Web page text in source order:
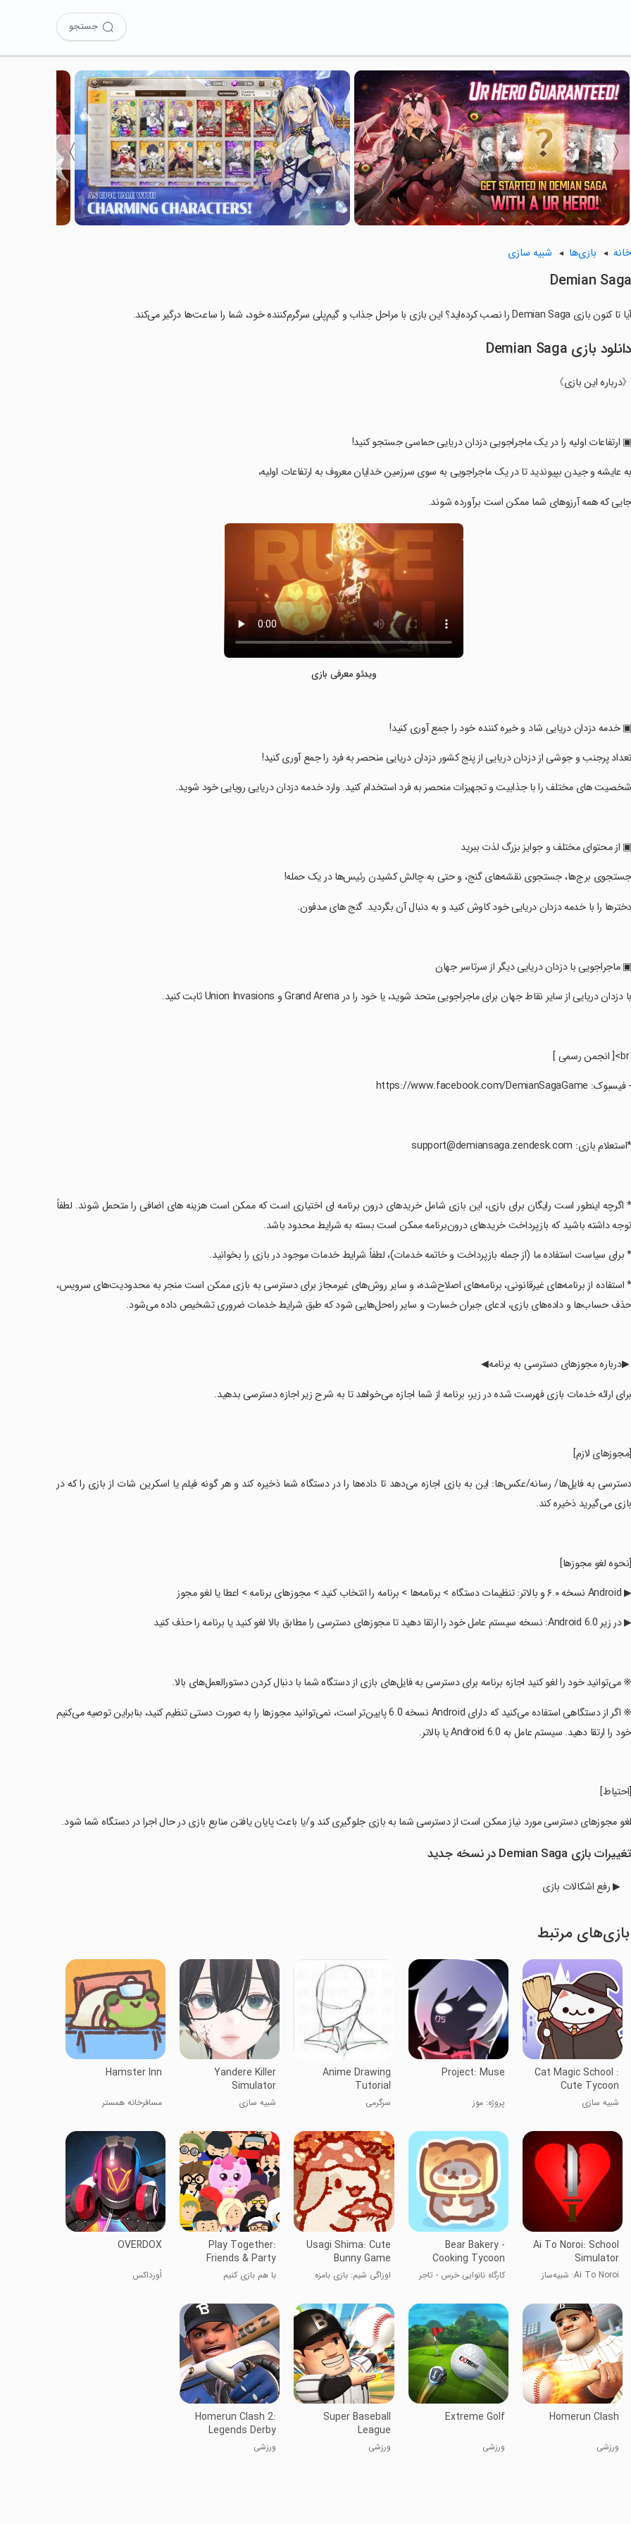
جستجو
〈
〉
خانه بازی‌ها شبیه سازی
Demian Saga
آیا تا کنون بازی Demian Saga را نصب کرده‌اید؟ این بازی با مراحل جذاب و گیم‌پلی سرگرم‌کننده خود، شما را ساعت‌ها درگیر می‌کند.
دانلود بازی Demian Saga
《درباره این بازی》
‏▣ ارتفاعات اولیه را در یک ماجراجویی دزدان دریایی حماسی جستجو کنید!
‏به عایشه و جیدن بپیوندید تا در یک ماجراجویی به سوی سرزمین خدایان معروف به ارتفاعات اولیه،
‏جایی که همه آرزوهای شما ممکن است برآورده شوند.
ویدئو معرفی بازی
‏▣ خدمه دزدان دریایی شاد و خیره کننده خود را جمع آوری کنید!
‏تعداد پرجنب و جوشی از دزدان دریایی از پنج کشور دزدان دریایی منحصر به فرد را جمع آوری کنید!
‏شخصیت های مختلف را با جذابیت و تجهیزات منحصر به فرد استخدام کنید. وارد خدمه دزدان دریایی رویایی خود شوید.
‏▣ از محتوای مختلف و جوایز بزرگ لذت ببرید
‏جستجوی برج‌ها، جستجوی نقشه‌های گنج، و حتی به چالش کشیدن رئیس‌ها در یک حمله!
‏دخترها را با خدمه دزدان دریایی خود کاوش کنید و به دنبال آن بگردید. گنج های مدفون.
‏▣ ماجراجویی با دزدان دریایی دیگر از سرتاسر جهان
‏با دزدان دریایی از سایر نقاط جهان برای ماجراجویی متحد شوید، یا خود را در Grand Arena و Union Invasions ثابت کنید.
‏ br>[ انجمن رسمی ]
‏- فیسبوک: https://www.facebook.com/DemianSagaGame
‏*استعلام بازی: support@demiansaga.zendesk.com
‏* اگرچه اینطور است رایگان برای بازی، این بازی شامل خریدهای درون برنامه ای اختیاری است که ممکن است هزینه های اضافی را متحمل شوند. لطفاً
توجه داشته باشید که بازپرداخت خریدهای درون‌برنامه ممکن است بسته به شرایط محدود باشد.
‏* برای سیاست استفاده ما (از جمله بازپرداخت و خاتمه خدمات)، لطفاً شرایط خدمات موجود در بازی را بخوانید.
‏* استفاده از برنامه‌های غیرقانونی، برنامه‌های اصلاح‌شده، و سایر روش‌های غیرمجاز برای دسترسی به بازی ممکن است منجر به محدودیت‌های سرویس،
حذف حساب‌ها و داده‌های بازی، ادعای جبران خسارت و سایر راه‌حل‌هایی شود که طبق شرایط خدمات ضروری تشخیص داده می‌شود.
‏ ▶درباره مجوزهای دسترسی به برنامه◀
‏برای ارائه خدمات بازی فهرست شده در زیر، برنامه از شما اجازه می‌خواهد تا به شرح زیر اجازه دسترسی بدهید.
‏[مجوزهای لازم]
‏دسترسی به فایل‌ها/ رسانه/عکس‌ها: این به بازی اجازه می‌دهد تا داده‌ها را در دستگاه شما ذخیره کند و هر گونه فیلم یا اسکرین شات از بازی را که در
بازی می‌گیرید ذخیره کند.
‏[نحوه لغو مجوزها]
‏▶ Android نسخه ۶.۰ و بالاتر: تنظیمات دستگاه > برنامه‌ها > برنامه را انتخاب کنید > مجوزهای برنامه > اعطا یا لغو مجوز
‏▶ در زیر Android 6.0: نسخه سیستم عامل خود را ارتقا دهید تا مجوزهای دسترسی را مطابق بالا لغو کنید یا برنامه را حذف کنید
‏※ می‌توانید خود را لغو کنید اجازه برنامه برای دسترسی به فایل‌های بازی از دستگاه شما با دنبال کردن دستورالعمل‌های بالا.
‏※ اگر از دستگاهی استفاده می‌کنید که دارای Android نسخه 6.0 پایین‌تر است، نمی‌توانید مجوزها را به صورت دستی تنظیم کنید، بنابراین توصیه می‌کنیم
خود را ارتقا دهید. سیستم عامل به Android 6.0 یا بالاتر.
‏[احتیاط]
‏لغو مجوزهای دسترسی مورد نیاز ممکن است از دسترسی شما به بازی جلوگیری کند و/یا باعث پایان یافتن منابع بازی در حال اجرا در دستگاه شما شود.
تغییرات بازی Demian Saga در نسخه جدید
▶ رفع اشکالات بازی
بازی‌های مرتبط
Cat Magic School :
Cute Tycoon
شبیه سازی
Project: Muse
پروژه: موز
Anime Drawing
Tutorial
سرگرمی
Yandere Killer
Simulator
شبیه سازی
Hamster Inn
مسافرخانه همستر
Ai To Noroi: School
Simulator
Ai To Noroi: شبیه‌ساز
Bear Bakery -
Cooking Tycoon
کارگاه نانوایی خرس - تاجر
Usagi Shima: Cute
Bunny Game
اوزاگی شیم: بازی بامزه
Play Together:
Friends & Party
با هم بازی کنیم
OVERDOX
اُورداکس
Homerun Clash
ورزشی
Extreme Golf
ورزشی
Super Baseball
League
ورزشی
Homerun Clash 2:
Legends Derby
ورزشی